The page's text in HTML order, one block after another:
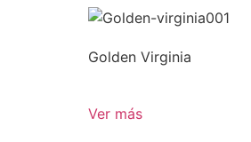
Golden Virginia
Ver más